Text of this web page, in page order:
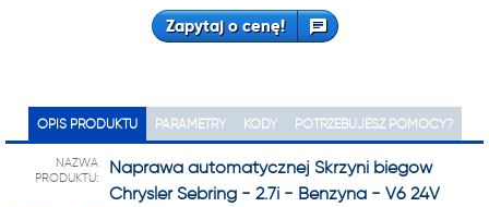
Zapytaj o cenę!
OPIS PRODUKTU PARAMETRY KODY POTRZEBUJESZ POMOCY?
NAZWA
PRODUKTU:
Naprawa automatycznej Skrzyni biegów
Chrysler Sebring - 2.7i - Benzyna - V6 24V